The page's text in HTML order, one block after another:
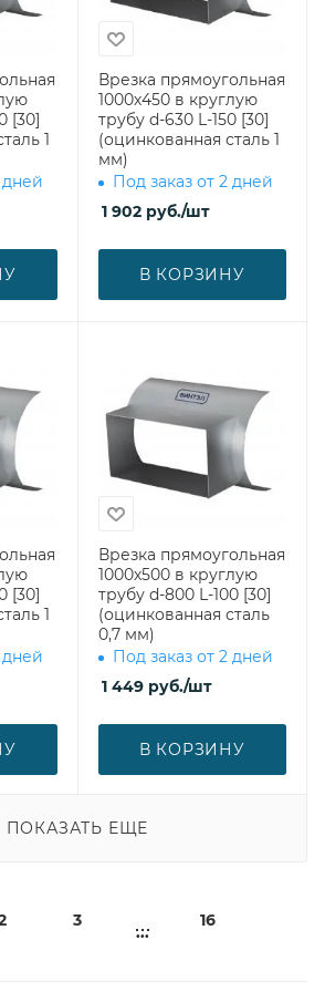
[30]
1
дней
Врезка прямоугольная
1000х450 в круглую
трубу d-630 L-150 [30]
(оцинкованная сталь 1
мм)
Под заказ от 2 дней
1 902руб./шт
В КОРЗИНУ
[30]
1
дней
Врезка прямоугольная
1000х500 в круглую
трубу d-800 L-100 [30]
(оцинкованная сталь
0,7 мм)
Под заказ от 2 дней
1 449руб./шт
В КОРЗИНУ
ПОКАЗАТЬ ЕЩЕ
3
...
16